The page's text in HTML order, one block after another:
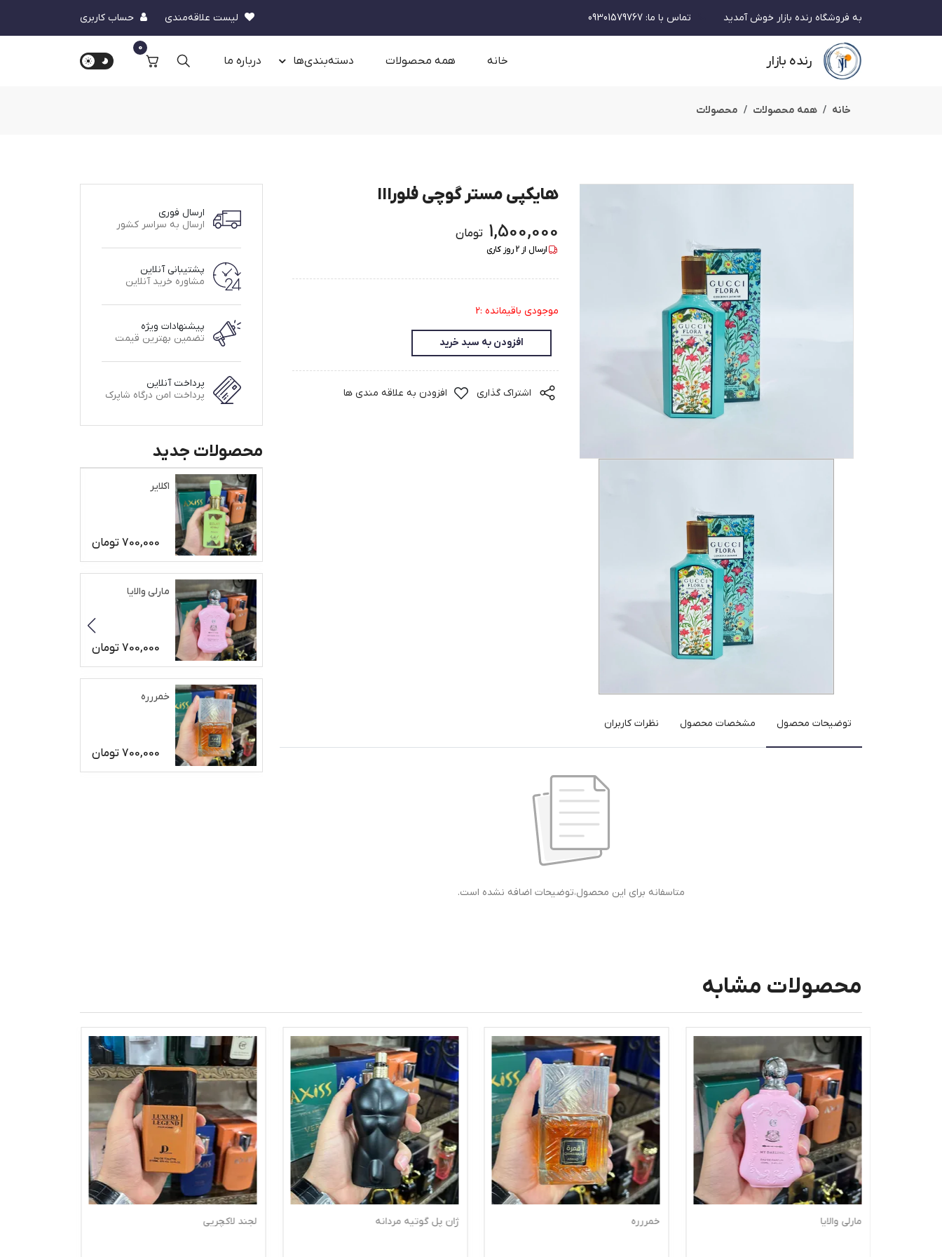
به فروشگاه رنده بازار خوش آمدید تماس با ما:
09301579767 لیست علاقه‌مندی حساب کاربری
رنده بازار خانه همه محصولات دسته‌بندی‌ها درباره‌ ما
0
خانه همه محصولات محصولات
هایکپی مستر گوچی فلورااا
1,500,000 تومان
ارسال از 2روز کاری
موجودی باقیمانده :2
افزودن به سبد خرید
اشتراک گذاری افزودن به علاقه مندی ها
توضیحات محصول مشخصات محصول نظرات کاربران
متاسفانه برای این محصول،توضیحات اضافه نشده است.
ارسال فوری
ارسال به سراسر کشور
پشتیبانی آنلاین
مشاوره خرید آنلاین
پیشنهادات ویژه
تضمین بهترین قیمت
پرداخت آنلاین
پرداخت امن درگاه شاپرک
محصولات جدید
اکلایر
700,000 تومان
مارلی والایا
700,000 تومان
خمررره
700,000 تومان
محصولات مشابه
مارلی والایا خمررره ژان پل گوتیه مردانه لجند لاکچریی